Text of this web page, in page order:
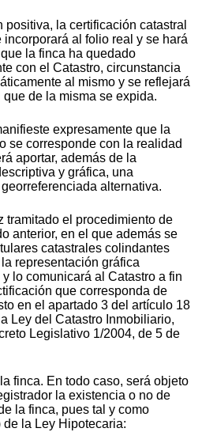
positiva, la certificación catastral
al folio real y se hará
la finca ha quedado
con el Catastro, circunstancia
al mismo y se reflejará
de la misma se expida.
expresamente que la
se corresponde con la realidad
aportar, además de la
y gráfica, una
alternativa.
tramitado el procedimiento de
anterior, en el que además se
catastrales colindantes
representación gráfica
lo comunicará al Catastro a fin
que corresponda de
en el apartado 3 del artículo 18
Ley del Catastro Inmobiliario,
Legislativo 1/2004, de 5 de
finca. En todo caso, será objeto
la existencia o no de
la finca, pues tal y como
la Ley Hipotecaria: